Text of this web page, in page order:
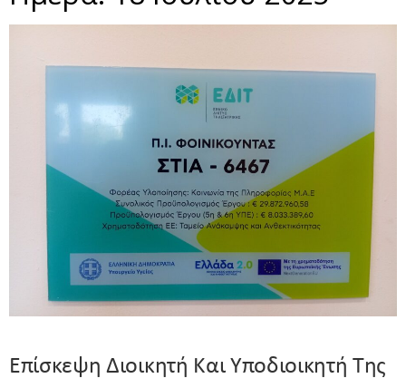
Επίσκεψη Διοικητή Και Υποδιοικητή Της